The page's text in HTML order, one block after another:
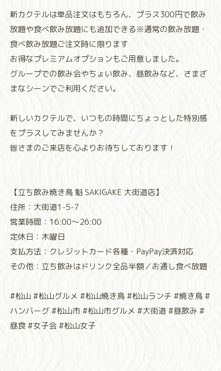
新カクテルは単品注文はもちろん、プラス300円で飲み
放題や食べ飲み放題にも追加できる※通常の飲み放題・
食べ飲み放題ご注文時に限ります
お得なプレミアムオプションもご用意しました。
グループでの飲み会やちょい飲み、昼飲みなど、さまざ
まなシーンでご利用ください。
新しいカクテルで、いつもの時間にちょっとした特別感
をプラスしてみませんか？
皆さまのご来店を心よりお待ちしております！⁡
⁡⁡⁡⁡⁡⁡⁡⁡⁡⁡⁡⁡⁡⁡【立ち飲み焼き鳥 魁 SAKIGAKE 大街道店】
住所：大街道1-5-7
営業時間：16:00〜26:00
定休日：木曜日
支払方法：クレジットカード各種・PayPay決済対応
その他：立ち飲みはドリンク全品半額／お通し食べ放題
#松山 #松山グルメ #松山焼き鳥 #松山ランチ #焼き鳥 #
ハンバーグ #松山市 #松山市グルメ #大街道 #昼飲み #
昼食 #女子会 #松山女子